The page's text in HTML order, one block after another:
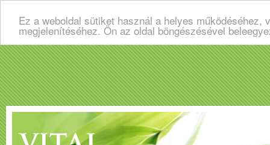
Ez a weboldal sütiket használ a helyes
megjelenítéséhez. Ön az oldal böngészésével